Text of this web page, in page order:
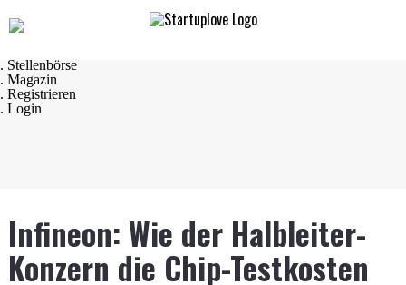
. Startseite
. Startups
. Stellenbörse
. Magazin
. Registrieren
. Login
Infineon: Wie der Halbleiter-
Konzern die Chip-Testkosten